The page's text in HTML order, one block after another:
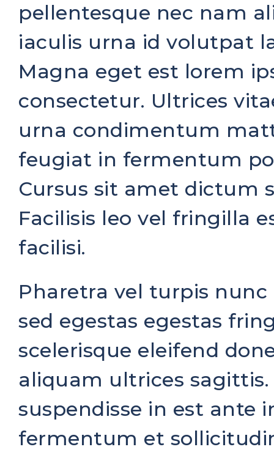
pellentesque nec nam
iaculis urna id volutpat
Magna eget est lorem
consectetur. Ultrices
urna condimentum
feugiat in fermentum
Cursus sit amet dictum
Facilisis leo vel fringilla
facilisi.
Pharetra vel turpis
sed egestas egestas
scelerisque eleifend
aliquam ultrices
suspendisse in est ante
fermentum et